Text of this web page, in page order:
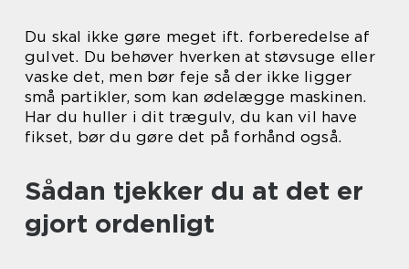
Du skal ikke gøre meget ift. forberedelse af
gulvet. Du behøver hverken at støvsuge eller
vaske det, men bør feje så der ikke ligger
små partikler, som kan ødelægge maskinen.
Har du huller i dit trægulv, du kan vil have
fikset, bør du gøre det på forhånd også.
Sådan tjekker du at det er
gjort ordenligt